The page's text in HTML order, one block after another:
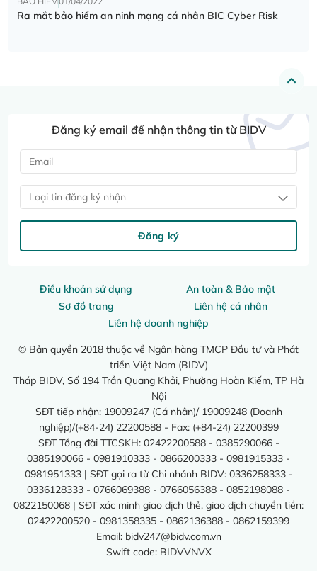
Ra mắt bảo hiểm an ninh mạng cá nhân BIC Cyber Risk
Điều khoản sử dụng
An toàn & Bảo mật
Sơ đồ trang
Liên hệ cá nhân
Liên hệ doanh nghiệp
© Bản quyền 2018 thuộc về Ngân hàng TMCP Đầu tư và Phát
triển Việt Nam (BIDV)
Tháp BIDV, Số 194 Trần Quang Khải, Phường Hoàn Kiếm, TP Hà
Nội
SĐT tiếp nhận: 19009247 (Cá nhân)/ 19009248 (Doanh
nghiệp)/(+84-24) 22200588 - Fax: (+84-24) 22200399
SĐT Tổng đài TTCSKH: 02422200588 - 0385290066 -
0385190066 - 0981910333 - 0866200333 - 0981915333 -
0981951333 | SĐT gọi ra từ Chi nhánh BIDV: 0336258333 -
0336128333 - 0766069388 - 0766056388 - 0852198088 -
0822150068 | SĐT xác minh giao dịch thẻ, giao dịch chuyển tiền:
02422200520 - 0981358335 - 0862136388 - 0862159399
Email: bidv247@bidv.com.vn
Swift code: BIDVVNVX
Đăng ký email để nhận thông tin từ BIDV
Loại tin đăng ký nhận
Đăng ký